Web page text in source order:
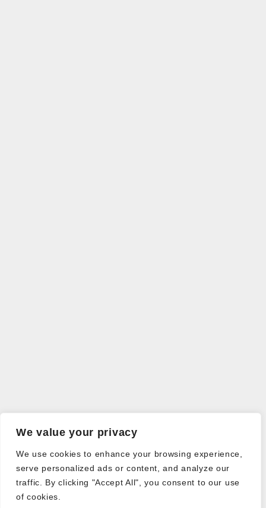
We value your privacy
We use cookies to enhance your browsing experience,
serve personalized ads or content, and analyze our
traffic. By clicking "Accept All", you consent to our use
of cookies.